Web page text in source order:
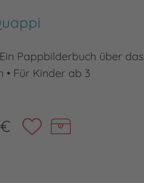
Pappbilderbuch über das
• Für Kinder ab 3